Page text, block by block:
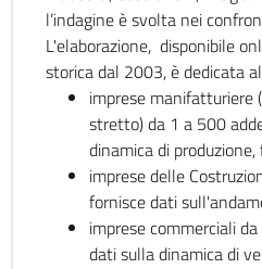
l’indagine è svolta nei
L'elaborazione, disponibile
storica dal 2003, è dedicata
imprese manifatturiere
stretto) da 1 a 500
dinamica di
imprese delle
fornisce dati
imprese commerciali
dati sulla dinamica di